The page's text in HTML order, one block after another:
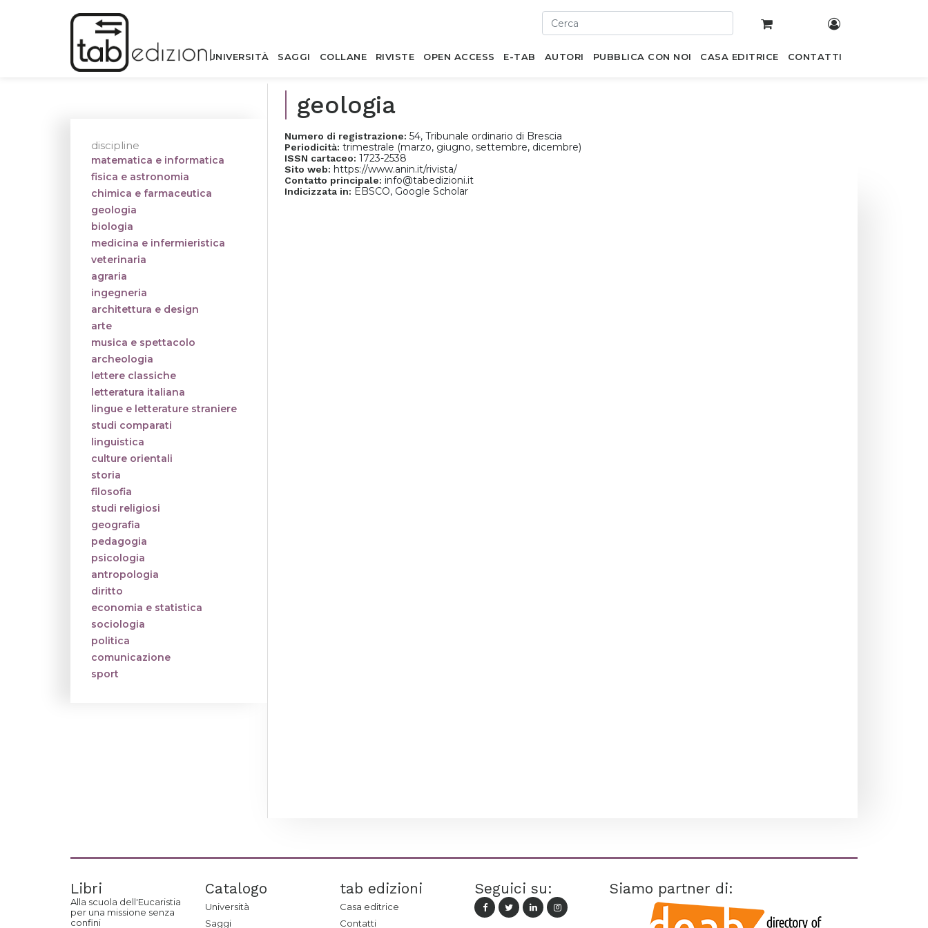
UNIVERSITÀ SAGGI COLLANE RIVISTE OPEN ACCESS E-TAB AUTORI PUBBLICA CON NOI CASA EDITRICE CONTATTI
geologia
Numero di registrazione: 54, Tribunale ordinario di Brescia
Periodicità: trimestrale (marzo, giugno, settembre, dicembre)
ISSN cartaceo: 1723-2538
Sito web: https://www.anin.it/rivista/
Contatto principale: info@tabedizioni.it
Indicizzata in: EBSCO, Google Scholar
discipline
matematica e informatica
fisica e astronomia
chimica e farmaceutica
geologia
biologia
medicina e infermieristica
veterinaria
agraria
ingegneria
architettura e design
arte
musica e spettacolo
archeologia
lettere classiche
letteratura italiana
lingue e letterature straniere
studi comparati
linguistica
culture orientali
storia
filosofia
studi religiosi
geografia
pedagogia
psicologia
antropologia
diritto
economia e statistica
sociologia
politica
comunicazione
sport
Libri
Alla scuola dell'Eucaristia
per una missione senza
confini
Catalogo
Università
Saggi
tab edizioni
Casa editrice
Contatti
Seguici su: Siamo partner di: